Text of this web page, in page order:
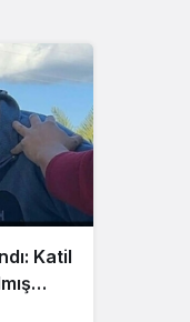
Katil